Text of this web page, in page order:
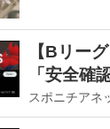
【Bリー
「安全確
スポニチア